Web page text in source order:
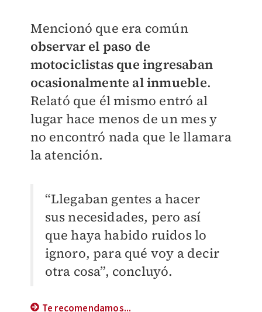
Mencionó que era común
observar el paso de
motociclistas que ingresaban
ocasionalmente al inmueble.
Relató que él mismo entró al
lugar hace menos de un mes y
no encontró nada que le llamara
la atención.
“Llegaban gentes a hacer
sus necesidades, pero así
que haya habido ruidos lo
ignoro, para qué voy a decir
otra cosa”, concluyó.
Te recomendamos...